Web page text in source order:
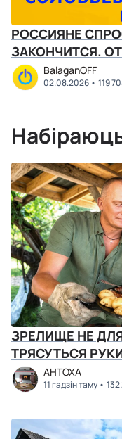
РОССИЯНЕ
ЗАКОНЧИТСЯ.
BalaganOFF
02.08.2026 119
ЗРЕЛИЩЕ НЕ
ТРЯСУТЬСЯ
АНТОХА
11 гадзін таму